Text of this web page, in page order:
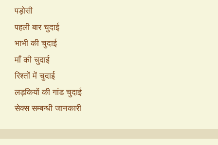
पड़ोसी
पहली बार चुदाई
भाभी की चुदाई
माँ की चुदाई
रिश्तों में चुदाई
लड़कियों की गांड चुदाई
सेक्स सम्बन्धी जानकारी